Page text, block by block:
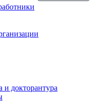
и докторантура